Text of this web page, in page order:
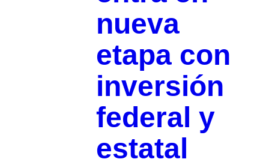
nueva
etapa con
inversión
federal y
estatal